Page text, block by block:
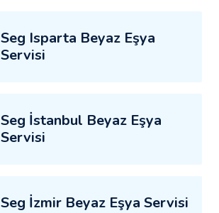
Seg Isparta Beyaz Eşya
Servisi
Seg İstanbul Beyaz Eşya
Servisi
Seg İzmir Beyaz Eşya Servisi